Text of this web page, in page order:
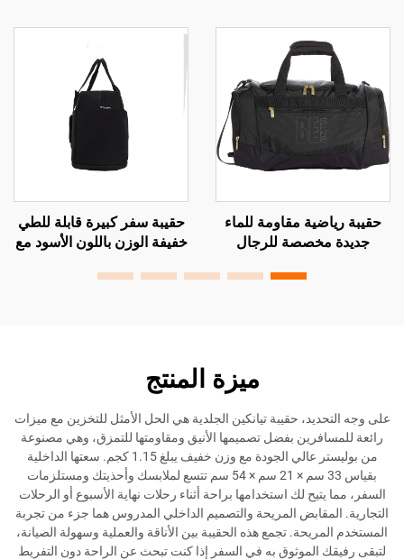
والنساء
مقاومة للماء
مخصصة للرجال
الرياضية والسفر
حقيبة سفر كبيرة قابلة للطي
خفيفة الوزن باللون الأسود مع
وطبقة إضافية ورباط حذاء
شعار
كبيرة
ميزة المنتج
حقيبة تيانكين الجلدية هي الحل الأمثل للتخزين مع ميزات
بفضل تصميمها الأنيق ومقاومتها للتمزق، وهي مصنوعة
من بوليستر عالي الجودة مع وزن خفيف يبلغ 1.15 كجم. سعتها الداخلية
بقياس 33 سم × 21 سم × 54 سم تتسع لملابسك وأحذيتك ومستلزمات
لك استخدامها براحة أثناء رحلات نهاية الأسبوع أو الرحلات
المريحة والتصميم الداخلي المدروس هما جزء من تجربة
تجمع هذه الحقيبة بين الأناقة والعملية وسهولة الصيانة،
الموثوق به في السفر إذا كنت تبحث عن الراحة دون التفريط